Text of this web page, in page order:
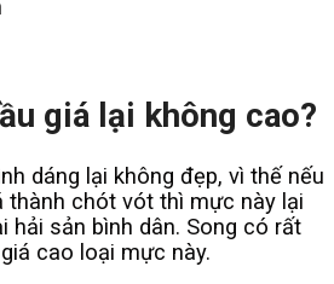
giá lại không cao?
dáng lại không đẹp, vì thế nếu
thành chót vót thì mực này lại
hải sản bình dân. Song có rất
cao loại mực này.